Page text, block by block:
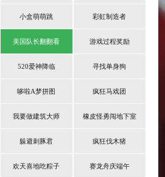
小盒萌萌跳 彩虹制造者
美国队长翻翻看 游戏过程奖励
520爱神降临 寻找单身狗
哆啦A梦拼图 疯狂马戏团
我要做建筑大师 橡皮怪勇闯地下室
躲避刺豚君 疯狂伐木猪
欢天喜地吃粽子 赛龙舟庆端午